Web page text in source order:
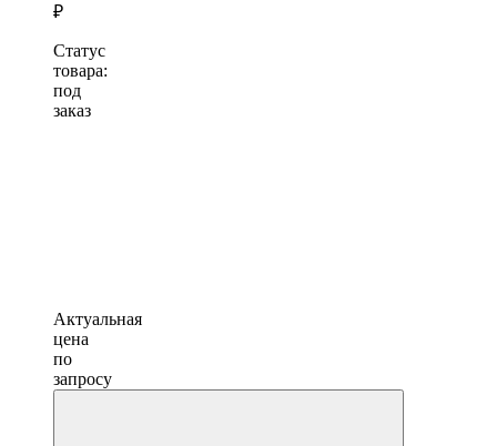
₽
Статус
товара:
под
заказ
Актуальная
цена
по
запросу